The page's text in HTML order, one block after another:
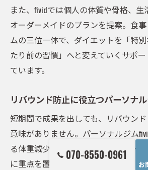
また、fividでは個人の体質や骨格、
オーダーメイドのプランを提案。食
ムの三位一体で、ダイエットを「特
たり前の習慣」へと変えていくサポ
ています。
リバウンド防止に役立つパーソナ
短期間で成果を出しても、リバウンド
意味がありません。パーソナルジム
る体重減少だけでなく、リバウンド
に重点を置いている点です。
070-8550-0961
お